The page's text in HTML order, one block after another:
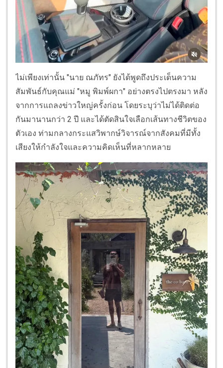
ไม่เพียงเท่านั้น "นาย ณภัทร" ยังได้พูดถึงประเด็นความ
สัมพันธ์กับคุณแม่ "หมู พิมพ์ผกา" อย่างตรงไปตรงมา หลัง
จากการแถลงข่าวใหญ่ครั้งก่อน โดยระบุว่าไม่ได้ติดต่อ
กันมานานกว่า 2 ปี และได้ตัดสินใจเลือกเส้นทางชีวิตของ
ตัวเอง ท่ามกลางกระแสวิพากษ์วิจารณ์จากสังคมที่มีทั้ง
เสียงให้กำลังใจและความคิดเห็นที่หลากหลาย